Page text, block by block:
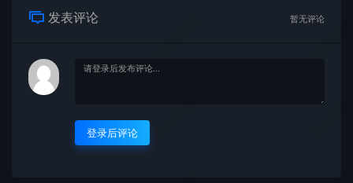
发表评论 暂无评论
登录后评论
微刊杂
微刊杂志社
微刊杂